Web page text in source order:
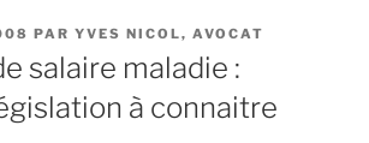
PAR YVES NICOL, AVOCAT
salaire maladie :
à connaitre